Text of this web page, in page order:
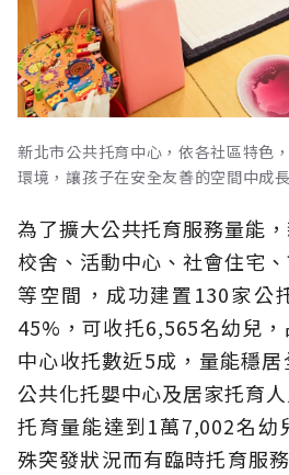
新北市公共托育中心，依各社區特色
環境，讓孩子在安全友善的空間中成長
為了擴大公共托育服務量能
校舍、活動中心、社會住宅
等空間，成功建置130家公
45%，可收托6,565名幼兒
中心收托數近5成，量能穩
公共化托嬰中心及居家托育
托育量能達到1萬7,002名幼
殊突發狀況而有臨時托育服